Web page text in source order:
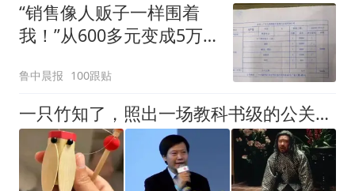
“销售像人贩子一样围着
我！”从600多元变成5万
后眼睛肿到流泪、视物模
鲁中晨报 100跟贴
一只竹知了，照出一场教科书级的公关灾难!